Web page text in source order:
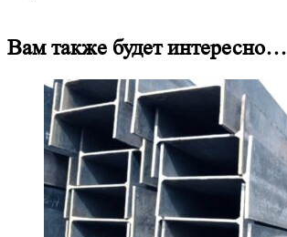
Вам также будет интересно…